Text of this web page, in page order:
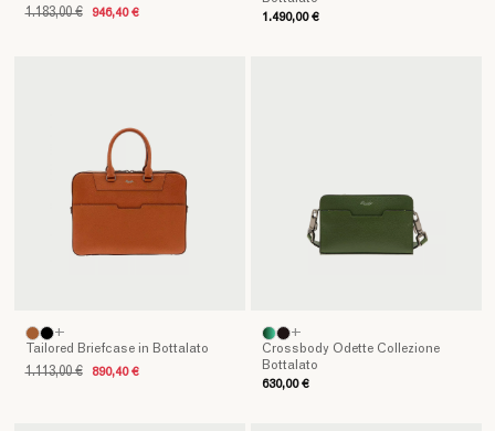
1.183,00 € 946,40 €
1.490,00 €
Tailored Briefcase in Bottalato
1.113,00 € 890,40 €
+
Crossbody Odette Collezione
Bottalato
630,00 €
+